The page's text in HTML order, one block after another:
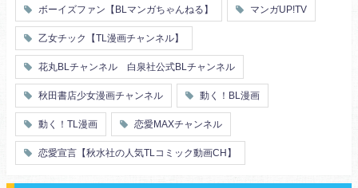
ボーイズファン【BLマンガちゃんねる】 マンガUP!TV
乙女チック【TL漫画チャンネル】
花丸BLチャンネル 白泉社公式BLチャンネル
秋田書店少女漫画チャンネル 動く！BL漫画
動く！TL漫画 恋愛MAXチャンネル
恋愛宣言【秋水社の人気TLコミック動画CH】